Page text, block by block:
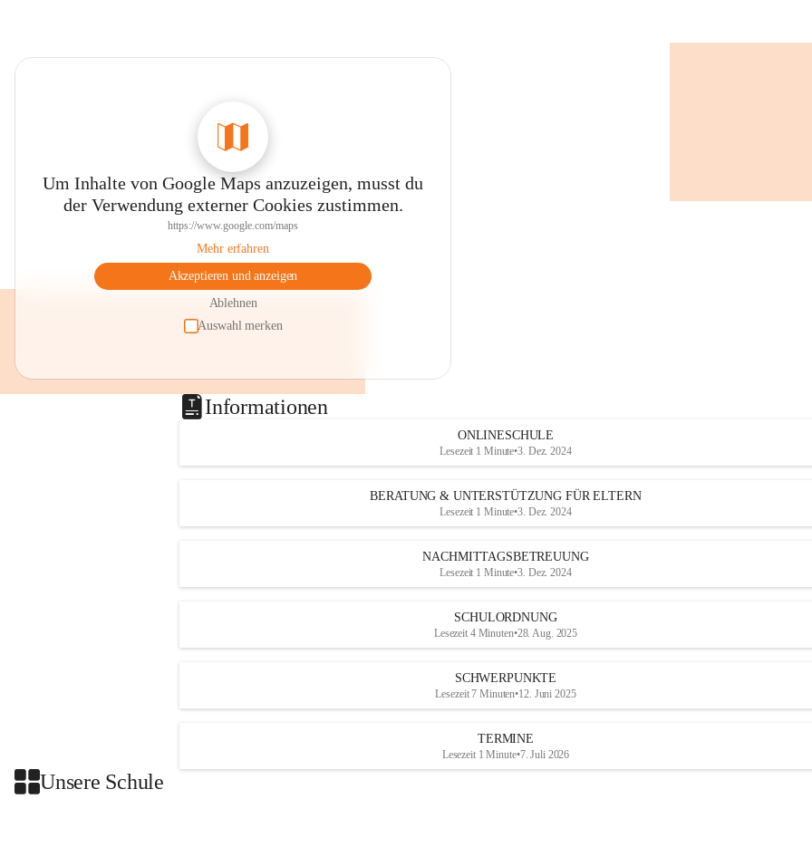
Um Inhalte von Google Maps anzuzeigen, musst du
der Verwendung externer Cookies zustimmen.
https://www.google.com/maps
Mehr erfahren
Akzeptieren und anzeigen
Ablehnen
Auswahl merken
Informationen
ONLINESCHULE
Lesezeit 1 Minute•3. Dez. 2024
BERATUNG & UNTERSTÜTZUNG FÜR ELTERN
Lesezeit 1 Minute•3. Dez. 2024
NACHMITTAGSBETREUUNG
Lesezeit 1 Minute•3. Dez. 2024
SCHULORDNUNG
Lesezeit 4 Minuten•28. Aug. 2025
SCHWERPUNKTE
Lesezeit 7 Minuten•12. Juni 2025
TERMINE
Lesezeit 1 Minute•7. Juli 2026
Unsere Schule